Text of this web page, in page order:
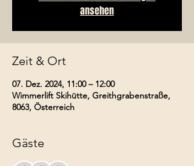
ansehen
Zeit & Ort
07. Dez. 2024, 11:00 – 12:00
Wimmerlift Skihütte, Greithgrabenstraße,
8063, Österreich
Gäste